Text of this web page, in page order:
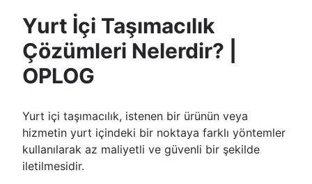
Yurt İçi Taşımacılık
Çözümleri Nelerdir? |
OPLOG
Yurt içi taşımacılık, istenen bir ürünün veya
hizmetin yurt içindeki bir noktaya farklı yöntemler
kullanılarak az maliyetli ve güvenli bir şekilde
iletilmesidir.